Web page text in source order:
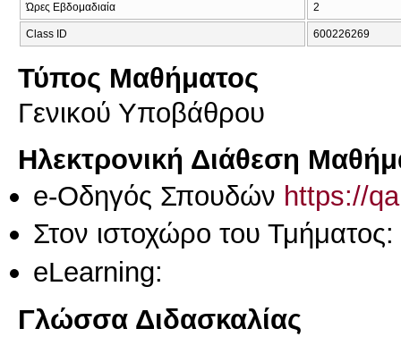
Ώρες Εβδομαδιαία 2
Class ID 600226269
Τύπος Μαθήματος
Γενικού Υποβάθρου
Ηλεκτρονική Διάθεση
e-Οδηγός Σπουδών https://
Στον ιστοχώρο του Τμήματος:
eLearning:
Γλώσσα Διδασκαλίας